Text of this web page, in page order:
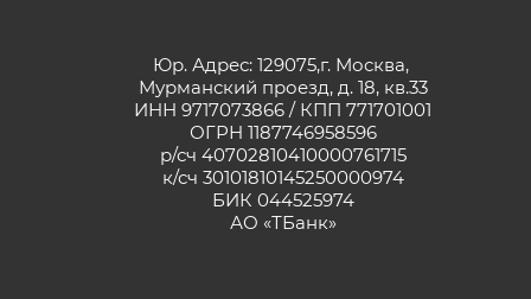
Юр. Адрес: 129075,г. Москва,
Мурманский проезд, д. 18, кв.33
ИНН 9717073866 / КПП 771701001
ОГРН 1187746958596
р/сч 40702810410000761715
к/сч 30101810145250000974
БИК 044525974
АО «ТБанк»